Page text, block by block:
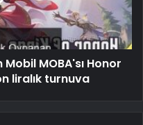
MOBA'sı Honor
liralık turnuva